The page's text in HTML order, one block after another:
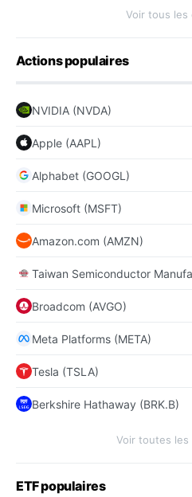
Voir tous
Actions populaires
NVIDIA (NVDA)
Apple (AAPL)
Alphabet (GOOGL)
Microsoft (MSFT)
Amazon.com (AMZN)
Taiwan Semiconductor
Broadcom (AVGO)
Meta Platforms (META)
Tesla (TSLA)
Berkshire Hathaway (BRK.B)
Voir toutes
ETF populaires